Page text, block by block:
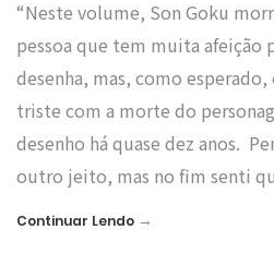
“Neste volume, Son Goku
pessoa que tem muita afeição
desenha, mas, como
triste com a morte do
desenho há quase dez anos.
outro jeito, mas no fim senti
Continuar Lendo →